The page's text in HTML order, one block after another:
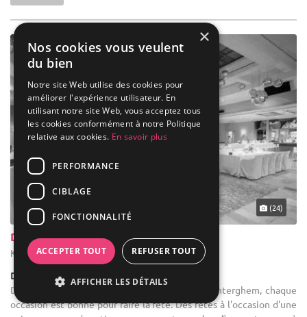
(24)
Domaine Maelstede
Kuurne - Flandre occidentale (VWV)
Demeure de caractère / Domaine
Domaine location de salle : Chez Huis Van Wonterghem, chaque
occasion est bonne pour faire la fête. Des fêtes à l'occasion d'une
×
Nos cookies vous veulent
du bien
Notre site Web utilise des cookies pour
améliorer l'expérience utilisateur. En
utilisant notre site Web, vous acceptez tous
les cookies conformément à notre Politique
relative aux cookies. En savoir plus
PERFORMANCE
CIBLAGE
FONCTIONNALITÉ
ACCEPTER TOUT REFUSER TOUT
AFFICHER LES DÉTAILS